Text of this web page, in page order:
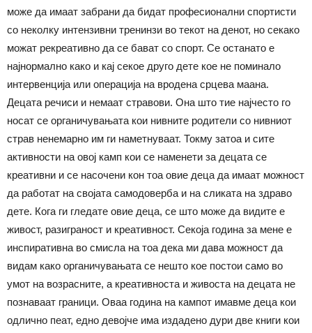
може да имаат забрани да бидат професионални спортисти
со неколку интензивни тренинзи во текот на денот, но секако
можат рекреативно да се бават со спорт. Се останато е
најнормално како и кај секое друго дете кое не поминало
интервенција или операција на вродена срцева маана.
Децата речиси и немаат стравови. Она што тие најчесто го
носат се органичувањата кои нивните родители со нивниот
страв ненемарно им ги наметнуваат. Токму затоа и сите
активности на овој камп кои се наменети за децата се
креативни и се насочени кон тоа овие деца да имаат можност
да работат на својата самодоверба и на сликата на здраво
дете. Кога ги гледате овие деца, се што може да видите е
живост, разиграност и креативност. Секоја година за мене е
инспиративна во смисла на тоа дека ми дава можност да
видам како органичувањата се нешто кое постои само во
умот на возрасните, а креативноста и живоста на децата не
познаваат граници. Оваа година на кампот имавме деца кои
одлично пеат, едно девојче има издадено дури две книги кои